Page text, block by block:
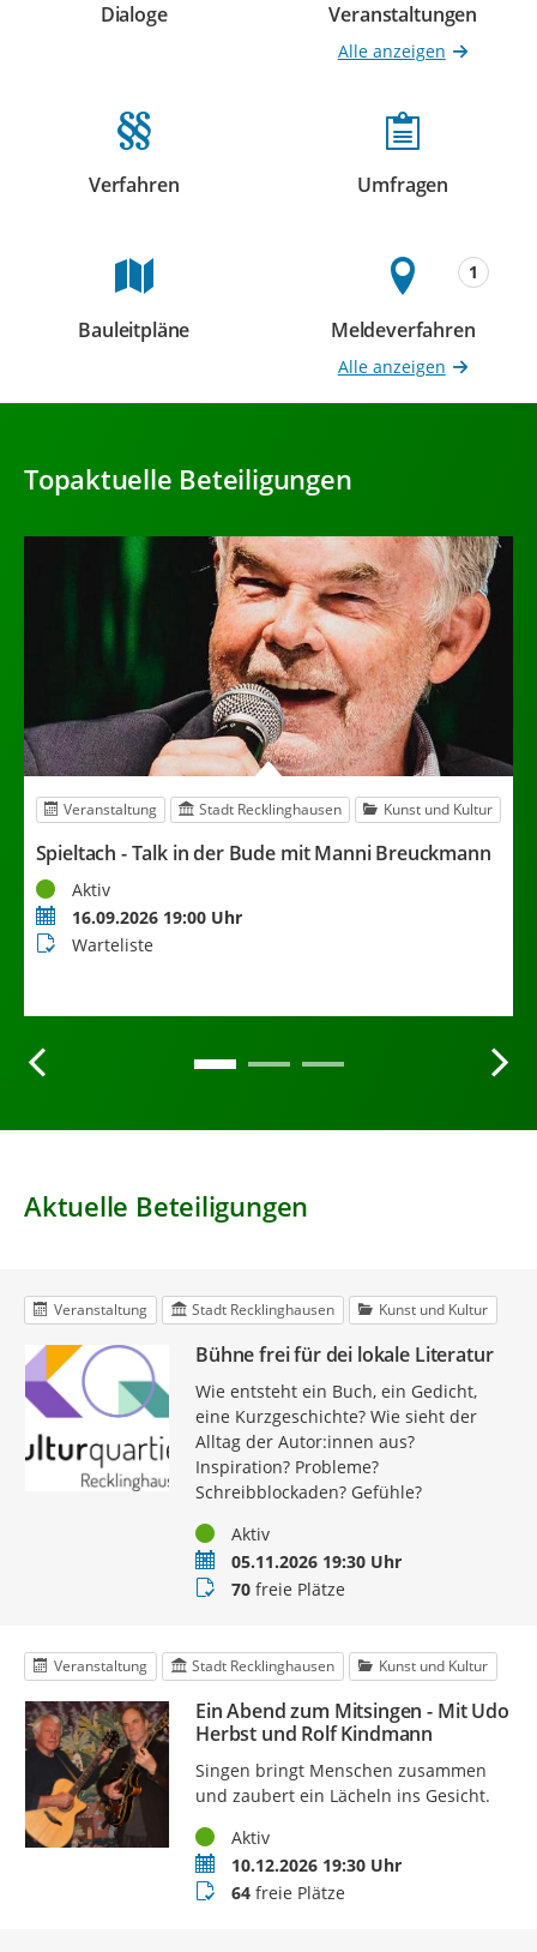
Dialoge Veranstaltungen
Beteiligungen
Alle anzeigen
Verfahren Umfragen
Bauleitpläne Meldeverfahren
1
Beteiligungen
Alle anzeigen
Topaktuelle Beteiligungen
Veranstaltung Stadt Recklinghausen Kunst und Kultur
Spieltach - Talk in der Bude mit Manni Breuckmann
StatusAktiv
Termin16.09.2026 19:00 Uhr
Buchungsstatus
Warteliste
Aktuelle Beteiligungen
Veranstaltung Stadt Recklinghausen Kunst und Kultur
Bühne frei für dei lokale Literatur
Wie entsteht ein Buch, ein Gedicht,
eine Kurzgeschichte? Wie sieht der
Alltag der Autor:innen aus?
Inspiration? Probleme?
Schreibblockaden? Gefühle?
StatusAktiv
Termin05.11.2026 19:30 Uhr
Buchungsstatus
70freie Plätze
Veranstaltung Stadt Recklinghausen Kunst und Kultur
Ein Abend zum Mitsingen - Mit Udo
Herbst und Rolf Kindmann
Singen bringt Menschen zusammen
und zaubert ein Lächeln ins Gesicht.
StatusAktiv
Termin10.12.2026 19:30 Uhr
Buchungsstatus
64freie Plätze